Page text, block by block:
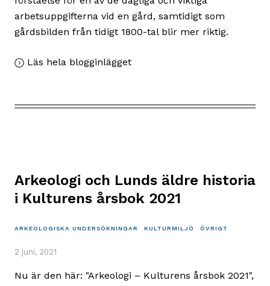
arbetsuppgifterna vid en gård, samtidigt som
gårdsbilden från tidigt 1800-tal blir mer riktig.
Läs hela blogginlägget,
är
Arkeologi och Lunds äldre historia
i Kulturens årsbok 2021
ARKEOLOGISKA UNDERSÖKNINGAR KULTURMILJÖ ÖVRIGT
2 juni, 2021
Nu är den här: "Arkeologi – Kulturens årsbok 2021",